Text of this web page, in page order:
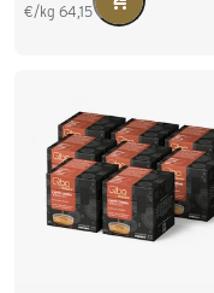
€/kg 64,15